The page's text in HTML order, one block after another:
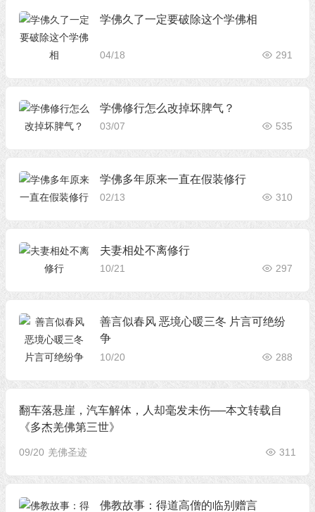
学佛久了一定要破除这个学佛相
04/18 291
学佛修行怎么改掉坏脾气？
03/07 535
学佛多年原来一直在假装修行
02/13 310
夫妻相处不离修行
10/21 297
善言似春风 恶境心暖三冬 片言可绝纷
争
10/20 288
翻车落悬崖，汽车解体，人却毫发未伤──本文转载自
《多杰羌佛第三世》
09/20 羌佛圣迹 311
佛教故事：得道高僧的临别赠言